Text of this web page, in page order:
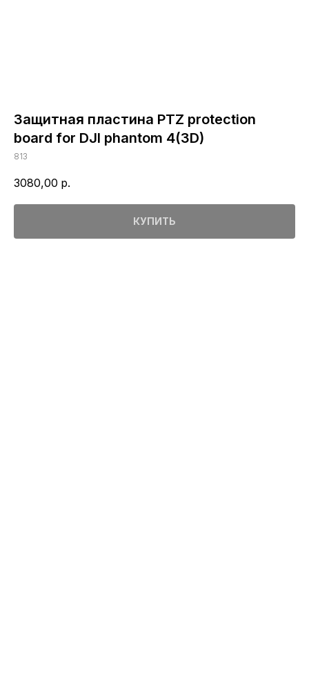
Защитная пластина PTZ protection
board for DJI phantom 4(3D)
813
3080,00 р.
КУПИТЬ